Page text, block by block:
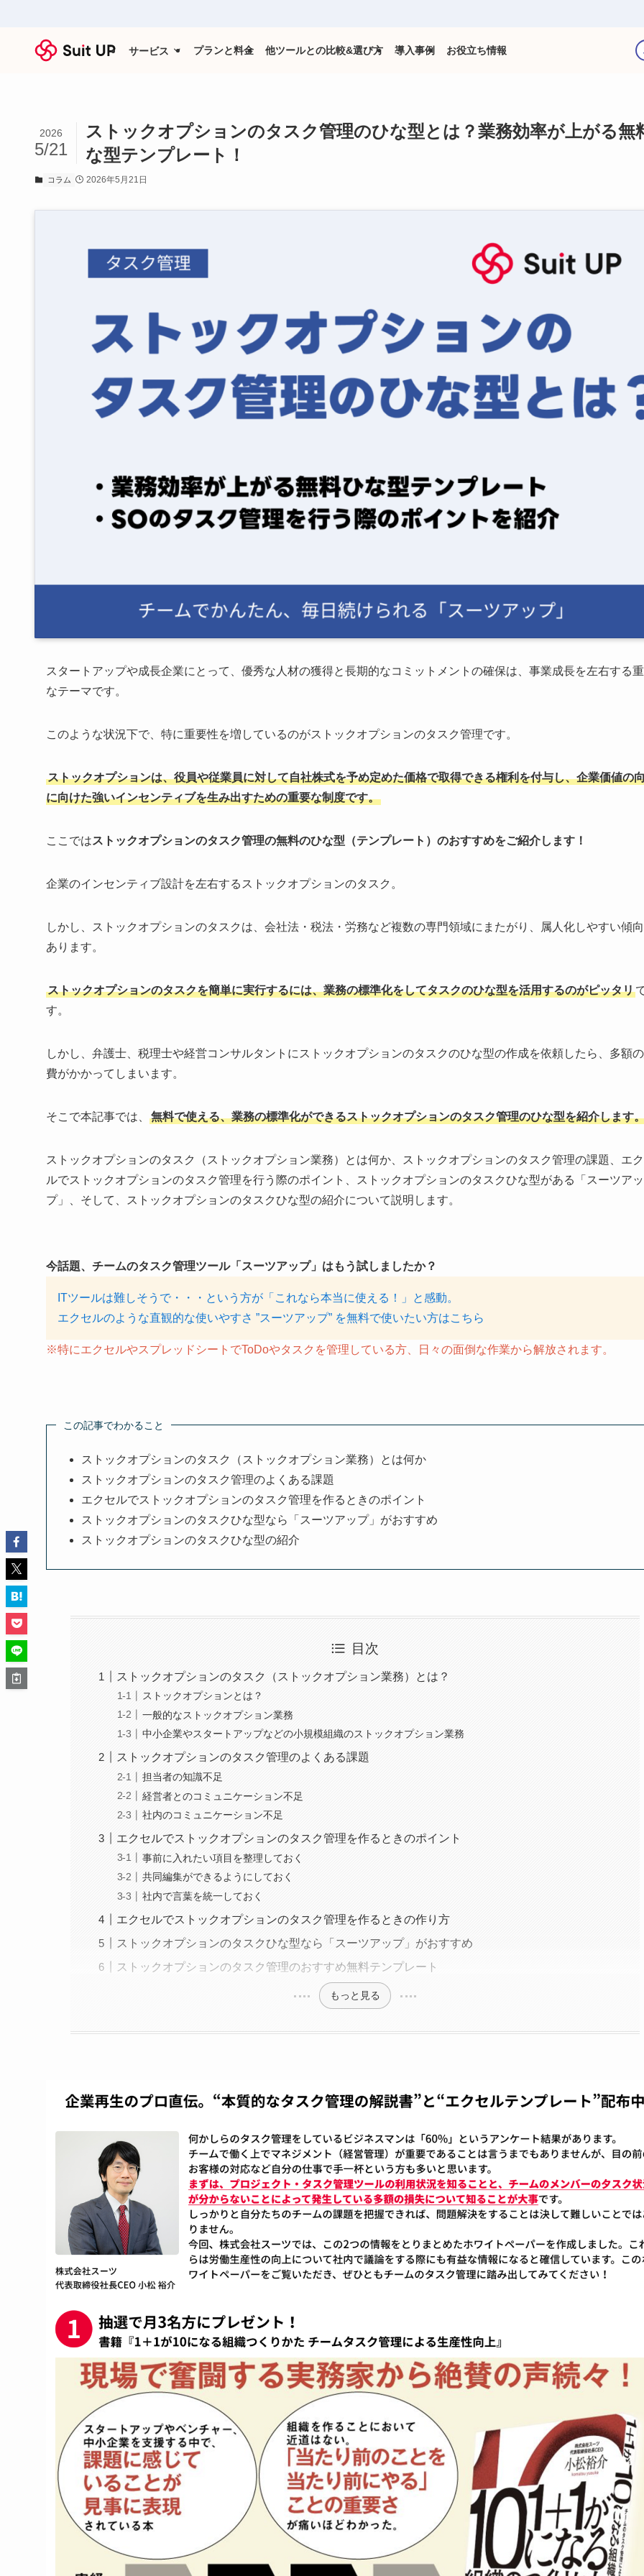
サービス プランと料金 他ツールとの比較&選び方 導入事例 お役立ち情報
ストックオプションのタスク管理のひな型とは？業務効率が上がる無
な型テンプレート！
2026
5/21
コラム 2026年5月21日
スタートアップや成長企業にとって、優秀な人材の獲得と長期的なコミットメントの確保は、事業成長を左右する
なテーマです。
このような状況下で、特に重要性を増しているのがストックオプションのタスク管理です。
ストックオプションは、役員や従業員に対して自社株式を予め定めた価格で取得できる権利を付与し、企業価値の
に向けた強いインセンティブを生み出すための重要な制度です。
ここではストックオプションのタスク管理の無料のひな型（テンプレート）のおすすめをご紹介します！
企業のインセンティブ設計を左右するストックオプションのタスク。
しかし、ストックオプションのタスクは、会社法・税法・労務など複数の専門領域にまたがり、属人化しやすい傾
あります。
ストックオプションのタスクを簡単に実行するには、業務の標準化をしてタスクのひな型を活用するのがピッタリ
す。
しかし、弁護士、税理士や経営コンサルタントにストックオプションのタスクのひな型の作成を依頼したら、多額
費がかかってしまいます。
そこで本記事では、 無料で使える、業務の標準化ができるストックオプションのタスク管理のひな型を紹介します
ストックオプションのタスク（ストックオプション業務）とは何か、ストックオプションのタスク管理の課題、エ
ルでストックオプションのタスク管理を行う際のポイント、ストックオプションのタスクひな型がある「スーツアッ
プ」、そして、ストックオプションのタスクひな型の紹介について説明します。
今話題、チームのタスク管理ツール「スーツアップ」はもう試しましたか？
ITツールは難しそうで・・・という方が「これなら本当に使える！」と感動。
エクセルのような直観的な使いやすさ ”スーツアップ” を無料で使いたい方はこちら
※特にエクセルやスプレッドシートでToDoやタスクを管理している方、日々の面倒な作業から解放されます。
この記事でわかること
ストックオプションのタスク（ストックオプション業務）とは何か
ストックオプションのタスク管理のよくある課題
エクセルでストックオプションのタスク管理を作るときのポイント
ストックオプションのタスクひな型なら「スーツアップ」がおすすめ
ストックオプションのタスクひな型の紹介
目次
ストックオプションのタスク（ストックオプション業務）とは？
ストックオプションとは？
一般的なストックオプション業務
中小企業やスタートアップなどの小規模組織のストックオプション業務
ストックオプションのタスク管理のよくある課題
担当者の知識不足
経営者とのコミュニケーション不足
社内のコミュニケーション不足
エクセルでストックオプションのタスク管理を作るときのポイント
事前に入れたい項目を整理しておく
共同編集ができるようにしておく
社内で言葉を統一しておく
エクセルでストックオプションのタスク管理を作るときの作り方
ストックオプションのタスクひな型なら「スーツアップ」がおすすめ
ストックオプションのタスク管理のおすすめ無料テンプレート
もっと見る